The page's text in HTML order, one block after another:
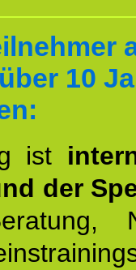
10
ist
der